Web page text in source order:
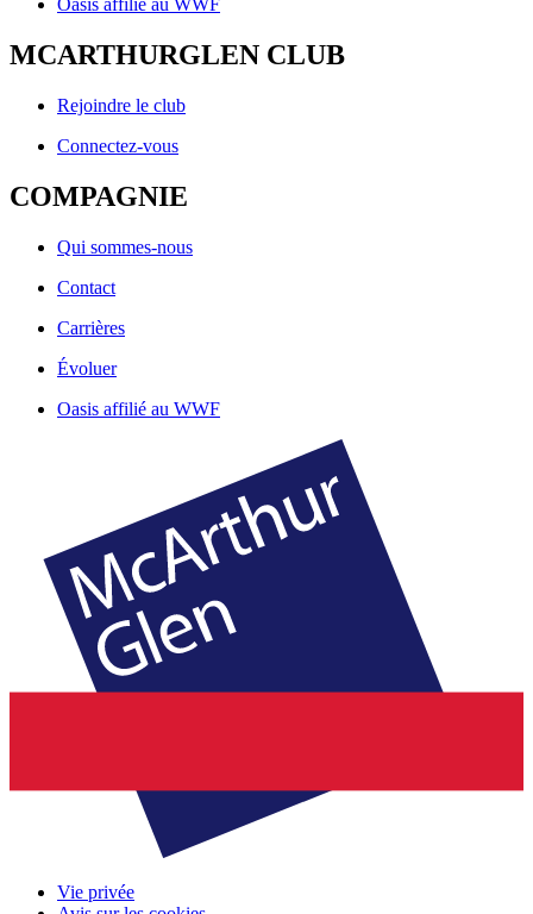
Oasis affilié au WWF
MCARTHURGLEN CLUB
Rejoindre le club
Connectez-vous
COMPAGNIE
Qui sommes-nous
Contact
Carrières
Évoluer
Oasis affilié au WWF
Vie privée